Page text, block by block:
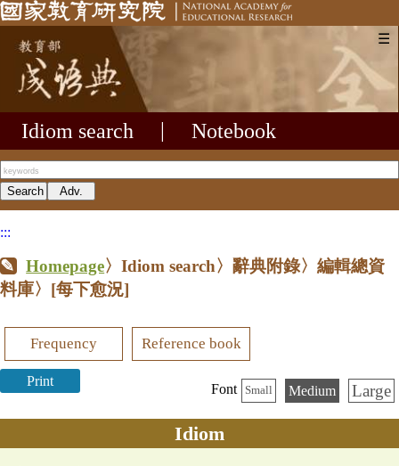
☰
Idiom search Notebook
:::
Homepage〉Idiom search〉辭典附錄〉編輯總資
料庫〉 [每下愈況]
Frequency Reference book
Print
Font Small Medium Large
Idiom